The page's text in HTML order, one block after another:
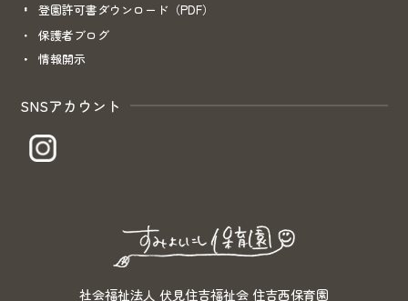
登園許可書ダウンロード（PDF）
保護者ブログ
情報開示
SNSアカウント
社会福祉法人 伏見住吉福祉会 住吉西保育園